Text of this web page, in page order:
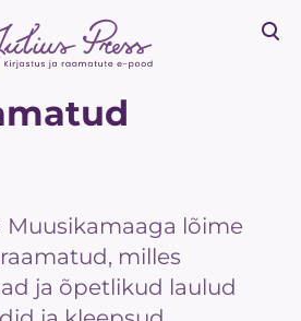
Vaata ostukorvi
Muusikamaaga lõime
milles
ja õpetlikud laulud